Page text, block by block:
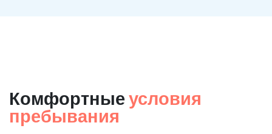
Комфортные условия
пребывания